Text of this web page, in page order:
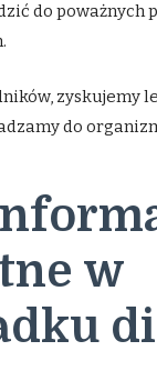
do poważnych
zyskujemy
do
w